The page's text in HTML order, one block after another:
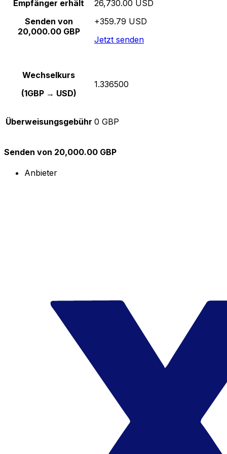
Empfänger erhält
Senden von
20,000.00 GBP
26,730.00 USD
+359.79 USD
Jetzt senden
Wechselkurs
(1GBP → USD)
1.336500
Überweisungsgebühr 0 GBP
Senden von 20,000.00 GBP
Anbieter